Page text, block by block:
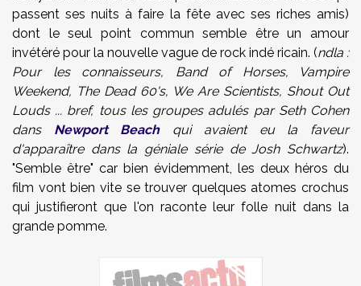
passent ses nuits à faire la fête avec ses riches amis)
dont le seul point commun semble être un amour
invétéré pour la nouvelle vague de rock indé ricain. (ndla :
Pour les connaisseurs, Band of Horses, Vampire
Weekend, The Dead 60's, We Are Scientists, Shout Out
Louds ... bref, tous les groupes adulés par Seth Cohen
dans Newport Beachqui avaient eu la faveur
d'apparaître dans la géniale série de Josh Schwartz).
"Semble être" car bien évidemment, les deux héros du
film vont bien vite se trouver quelques atomes crochus
qui justifieront que l'on raconte leur folle nuit dans la
grande pomme.